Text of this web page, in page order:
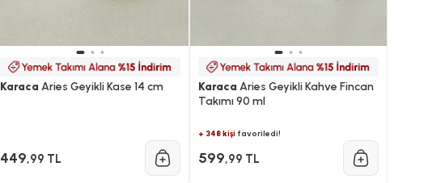
Karaca Aries Geyikli Kase 14 cm
449,99 TL
Karaca Aries Geyikli Kahve Fincan
Takımı 90 ml
+ 348 kişi favoriledi!
599,99 TL